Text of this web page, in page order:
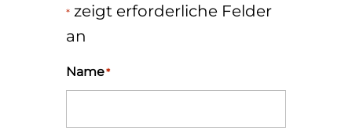
*zeigt erforderliche Felder
an
Name*